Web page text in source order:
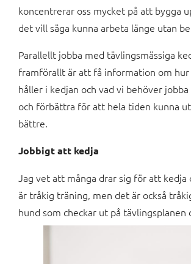
koncentrerar oss mycket på att bygga
det vill säga kunna arbeta länge utan
Parallellt jobba med tävlingsmässiga
framförallt är att få information om
håller i kedjan och vad vi behöver
och förbättra för att hela tiden kunna
bättre.
Jobbigt att kedja
Jag vet att många drar sig för att kedja
är tråkig träning, men det är också
hund som checkar ut på tävlingsplanen